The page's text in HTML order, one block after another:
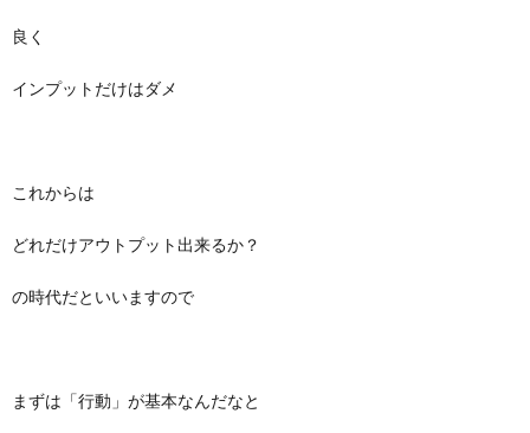
良く
インプットだけはダメ
これからは
どれだけアウトプット出来るか？
の時代だといいますので
まずは「行動」が基本なんだなと